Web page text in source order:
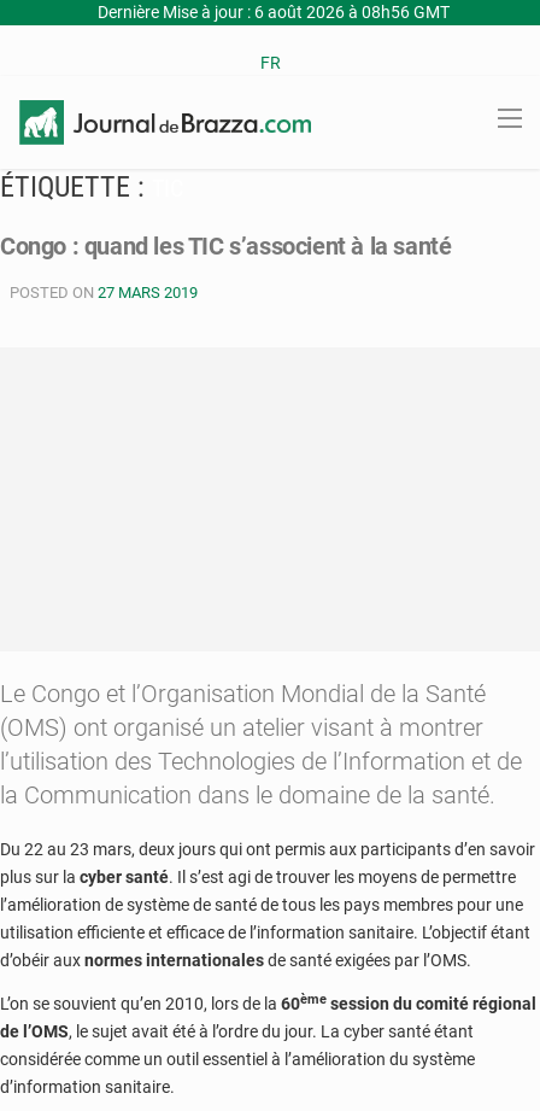
Dernière Mise à jour : 6 août 2026 à 08h56 GMT
FR
ÉTIQUETTE :
Congo : quand les TIC s’associent à la santé
POSTED ON 27 MARS 2019
Le Congo et l’Organisation Mondial de la Santé
(OMS) ont organisé un atelier visant à montrer
l’utilisation des Technologies de l’Information et de
la Communication dans le domaine de la santé.
Du 22 au 23 mars, deux jours qui ont permis aux participants d’en savoir
plus sur la cyber santé. Il s’est agi de trouver les moyens de permettre
l’amélioration de système de santé de tous les pays membres pour une
utilisation efficiente et efficace de l’information sanitaire. L’objectif étant
d’obéir auxnormes internationalesde santé exigées par l’OMS.
L’on se souvient qu’en 2010, lors de la 60ème session du comité régional
de l’OMS, le sujet avait été à l’ordre du jour. La cyber santé étant
considérée comme un outil essentiel à l’amélioration du système
d’information sanitaire.